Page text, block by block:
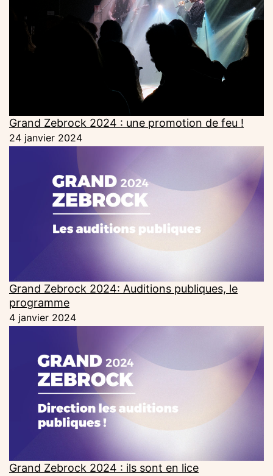
Grand Zebrock 2024 : une promotion de feu !
24 janvier 2024
Grand Zebrock 2024: Auditions publiques, le
programme
4 janvier 2024
Grand Zebrock 2024 : ils sont en lice